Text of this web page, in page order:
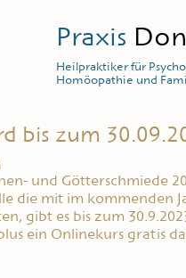
Praxis
Heilpraktiker für
Homöopathie und
bis zum
und Götterschmiede
die mit im kommenden
gibt es bis zum
ein Onlinekurs gratis